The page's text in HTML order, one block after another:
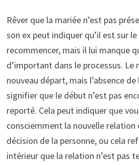
Rêver que la mariée n’est pas
son ex peut indiquer qu’il est sur
recommencer, mais il lui manque
d’important dans le processus. Le
nouveau départ, mais l’absence
signifier que le début n’est pas
reporté. Cela peut indiquer que
consciemment la nouvelle relation
décision de la personne, ou cela
intérieur que la relation n’est pas